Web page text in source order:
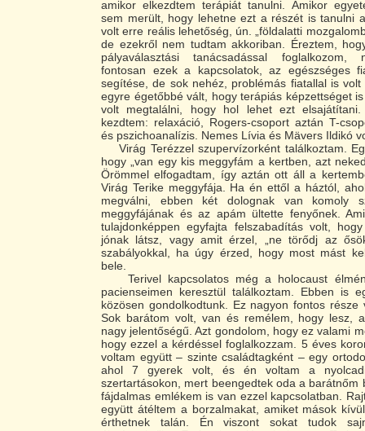
amikor elkezdtem terápiát tanulni. Amikor
sem merült, hogy lehetne ezt a részét is tanulni
volt erre reális lehetőség, ún. „földalatti
de ezekről nem tudtam akkoriban. Éreztem,
pályaválasztási tanácsadással foglalkozom,
fontosan ezek a kapcsolatok, az egészséges
segítése, de sok nehéz, problémás fiatallal is
egyre égetőbbé vált, hogy terápiás képzettséget
volt megtalálni, hogy hol lehet ezt elsajátítani.
kezdtem: relaxáció, Rogers-csoport aztán T-
és pszichoanalízis. Nemes Lívia és Mävers Ildikó
Virág Terézzel szupervízorként találkoztam.
hogy „van egy kis meggyfám a kertben, azt
Örömmel elfogadtam, így aztán ott áll a
Virág Terike meggyfája. Ha én ettől a háztól,
megválni, ebben két dolognak van komoly
meggyfájának és az apám ültette fenyőnek.
tulajdonképpen egyfajta felszabadítás volt,
jónak látsz, vagy amit érzel, „ne törődj az
szabályokkal, ha úgy érzed, hogy most mást
bele.
Terivel kapcsolatos még a holocaust
pacienseimen keresztül találkoztam. Ebben is
közösen gondolkodtunk. Ez nagyon fontos része
Sok barátom volt, van és remélem, hogy lesz,
nagy jelentőségű. Azt gondolom, hogy ez valami
hogy ezzel a kérdéssel foglalkozzam. 5 éves
voltam együtt – szinte családtagként – egy
ahol 7 gyerek volt, és én voltam a
szertartásokon, mert beengedtek oda a barátnőm
fájdalmas emlékem is van ezzel kapcsolatban.
együtt átéltem a borzalmakat, amiket mások
érthetnek talán. Én viszont sokat tudok